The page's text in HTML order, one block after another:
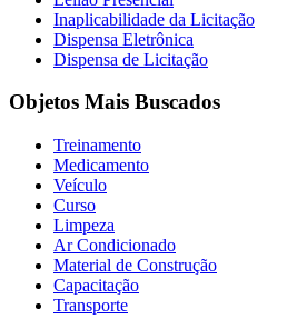
Inaplicabilidade da Licitação
Dispensa Eletrônica
Dispensa de Licitação
Objetos Mais Buscados
Treinamento
Medicamento
Veículo
Curso
Limpeza
Ar Condicionado
Material de Construção
Capacitação
Transporte